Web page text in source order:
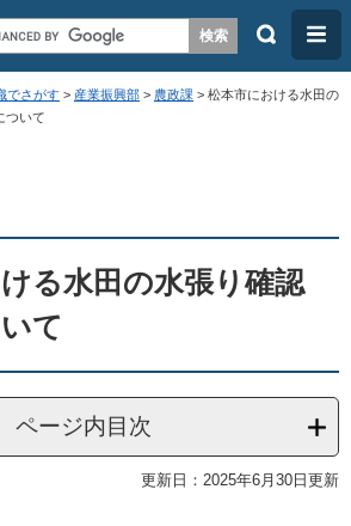
検
メ
ニ
ュ
でさがす > 産業振興部 > 農政課 > 松本市における水田の
ついて
る水田の水張り確認
て
ページ内目次
更新日：2025年6月30日更新